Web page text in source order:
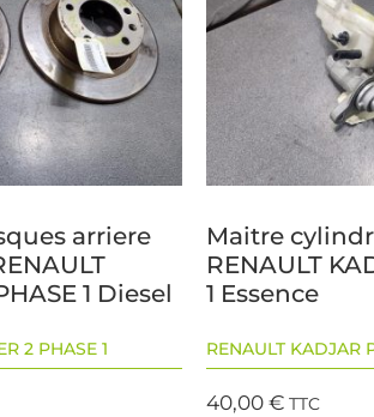
arriere
1 Diesel
2 PHASE 1
Maitre
RENAULT
1 Essence
RENAULT KADJAR
40,00€ TTC